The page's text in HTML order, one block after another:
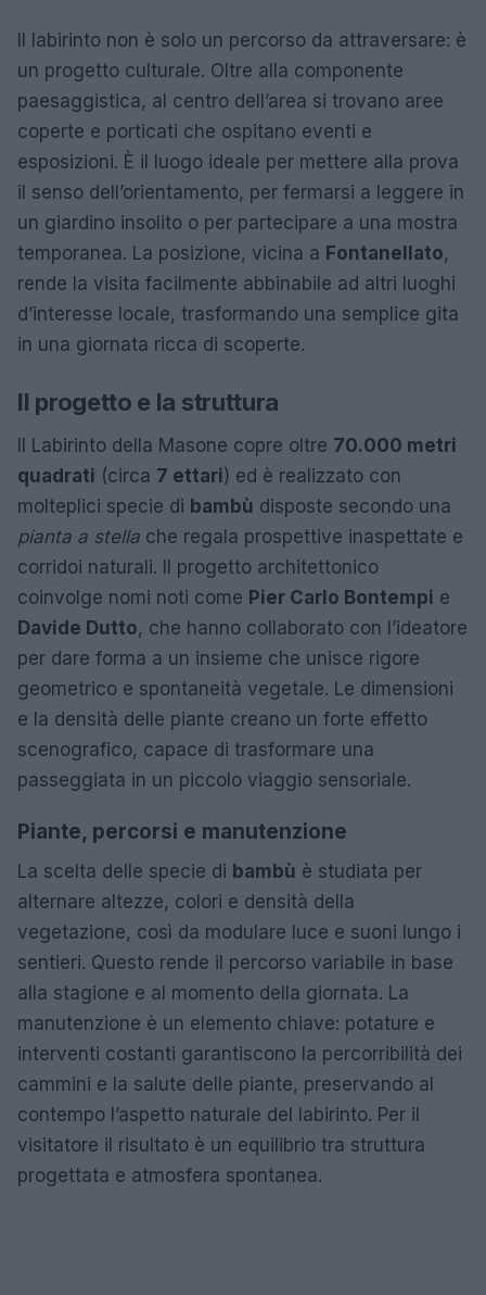
Il labirinto non è solo un percorso da attraversare: è
un progetto culturale. Oltre alla componente
paesaggistica, al centro dell’area si trovano aree
coperte e porticati che ospitano eventi e
esposizioni. È il luogo ideale per mettere alla prova
il senso dell’orientamento, per fermarsi a leggere in
un giardino insolito o per partecipare a una mostra
temporanea. La posizione, vicina a Fontanellato,
rende la visita facilmente abbinabile ad altri luoghi
d’interesse locale, trasformando una semplice gita
in una giornata ricca di scoperte.
Il progetto e la struttura
Il Labirinto della Masone copre oltre 70.000 metri
quadrati (circa 7 ettari) ed è realizzato con
molteplici specie di bambù disposte secondo una
pianta a stella che regala prospettive inaspettate e
corridoi naturali. Il progetto architettonico
coinvolge nomi noti come Pier Carlo Bontempi e
Davide Dutto, che hanno collaborato con l’ideatore
per dare forma a un insieme che unisce rigore
geometrico e spontaneità vegetale. Le dimensioni
e la densità delle piante creano un forte effetto
scenografico, capace di trasformare una
passeggiata in un piccolo viaggio sensoriale.
Piante, percorsi e manutenzione
La scelta delle specie di bambù è studiata per
alternare altezze, colori e densità della
vegetazione, così da modulare luce e suoni lungo i
sentieri. Questo rende il percorso variabile in base
alla stagione e al momento della giornata. La
manutenzione è un elemento chiave: potature e
interventi costanti garantiscono la percorribilità dei
cammini e la salute delle piante, preservando al
contempo l’aspetto naturale del labirinto. Per il
visitatore il risultato è un equilibrio tra struttura
progettata e atmosfera spontanea.